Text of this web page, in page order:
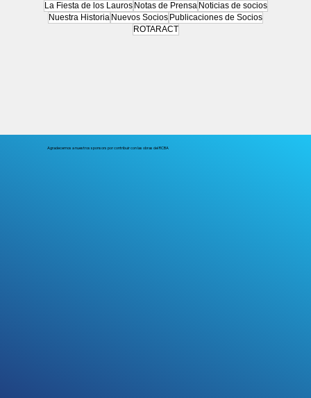
La Fiesta de los Lauros Notas de Prensa Noticias de socios
Nuestra Historia Nuevos Socios Publicaciones de Socios
ROTARACT
Agradecemos a nuestros sponsors por contribuir con las obras del RCBA